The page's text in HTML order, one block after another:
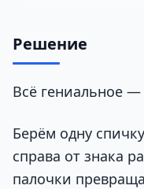
Решение
Всё гениальное —
Берём одну
справа от знака
палочки